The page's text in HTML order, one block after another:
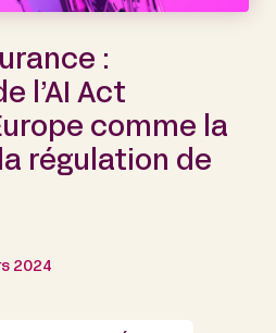
:
l’AI Act
comme la
régulation de
2024